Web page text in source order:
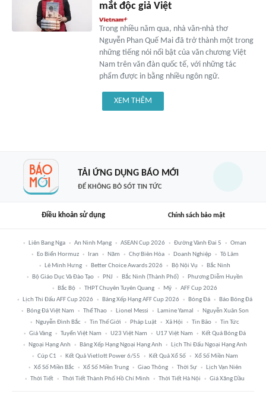
mắt độc giả Việt
Trong nhiều năm qua, nhà văn-nhà thơ
Nguyễn Phan Quế Mai đã trở thành một trong
những tiếng nói nổi bật của văn chương Việt
Nam trên văn đàn quốc tế, với những tác
phẩm được in bằng nhiều ngôn ngữ.
XEM THÊM
TẢI ỨNG DỤNG BÁO MỚI
ĐỂ KHÔNG BỎ SÓT TIN TỨC
Điều khoản sử dụng Chính sách bảo mật
Liên Bang Nga An Ninh Mạng ASEAN Cup 2026 Đường Vành Đai 5
Oman
Eo Biển Hormuz
Iran Năm Chợ Biên Hòa Doanh Nghiệp
Tô Lâm
Lê Minh Hưng
Better Choice Awards 2026 Bộ Nội Vụ
Bắc Ninh
Bộ Giáo Dục Và Đào Tạo
PNJ Bắc Ninh (thành Phố)
Phương Diễm Huyền
Bắc Bộ
THPT Chuyên Tuyên Quang Mỹ
AFF Cup 2026
Lịch Thi Đấu AFF Cup 2026
Bảng Xếp Hạng AFF Cup 2026 Bóng Đá
Báo Bóng Đá
Bóng Đá Việt Nam
Thể Thao Lionel Messi Lamine Yamal
Nguyễn Xuân Son
Nguyễn Đình Bắc
Tin Thế Giới Pháp Luật Xã Hội Tin Bão
Tin Tức
Giá Vàng
Tuyển Việt Nam U23 Việt Nam U17 Việt Nam
Kết Quả Bóng Đá
Ngoại Hạng Anh
Bảng Xếp Hạng Ngoại Hạng Anh
Lịch Thi Đấu Ngoại Hạng Anh
Cúp C1
Kết Quả Vietlott Power 6/55 Kết Quả Xổ Số
Xổ Số Miền Nam
Xổ Số Miền Bắc
Xổ Số Miền Trung Giao Thông Thời Sự
Lịch Vạn Niên
Thời Tiết
Thời Tiết Thành Phố Hồ Chí Minh Thời Tiết Hà Nội Giá Xăng Dầu